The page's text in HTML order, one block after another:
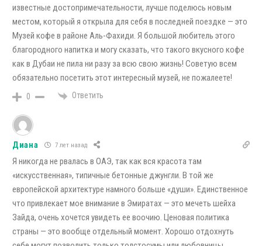
известные достопримечательности, лучше поделюсь новым
местом, который я открыла для себя в последней поездке — это
Музей кофе в районе Аль-Фахиди. Я большой любитель этого
благородного напитка и могу сказать, что такого вкусного кофе
как в Дубаи не пила ни разу за всю свою жизнь! Советую всем
обязательно посетить этот интересный музей, не пожалеете!
0 Ответить
Диана 7 лет назад
Я никогда не рвалась в ОАЭ, так как вся красота там
«искусственная», типичные бетонные джунгли. В той же
европейской архитектуре намного больше «души». Единственное
что привлекает мое внимание в Эмиратах — это мечеть шейха
Зайда, очень хочется увидеть ее воочию. Ценовая политика
страны — это вообще отдельный момент. Хорошо отдохнуть